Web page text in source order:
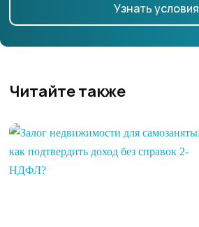
Узнать условия
Читайте также